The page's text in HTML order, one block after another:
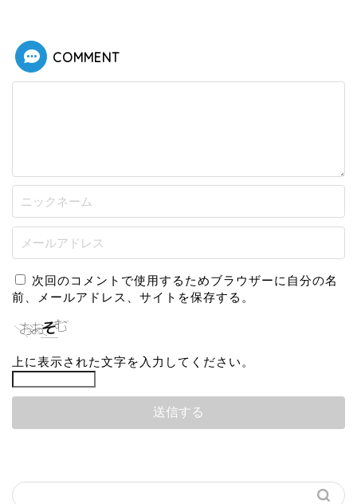
COMMENT
次回のコメントで使用するためブラウザーに自分の名
前、メールアドレス、サイトを保存する。
上に表示された文字を入力してください。